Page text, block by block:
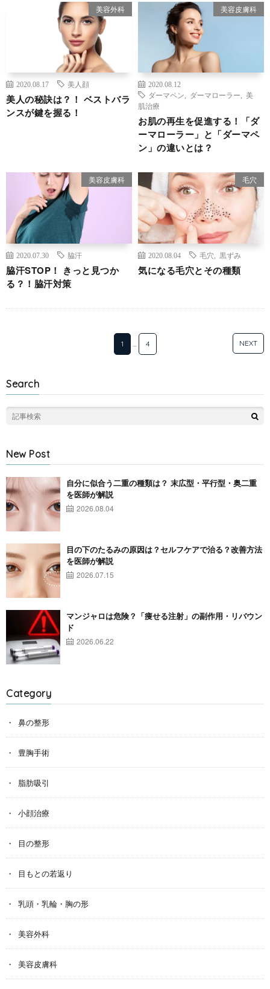
美容外科
2020.08.17 美人顔
美人の秘訣は？！ ベストバラ
ンスが鍵を握る！
美容皮膚科
2020.08.12
ダーマペン
ダーマローラー
美
肌治療
お肌の再生を促進する！「ダ
ーマローラー」と「ダーマペ
ン」の違いとは？
美容皮膚科
2020.07.30 脇汗
脇汗STOP！ きっと見つか
る？！脇汗対策
毛穴
2020.08.04 毛穴 黒ずみ
気になる毛穴とその種類
1 4 NEXT
Search
New Post
自分に似合う二重の種類は？ 末広型・平行型・奥二重
を医師が解説
2026.08.04
目の下のたるみの原因は？セルフケアで治る？改善方法
を医師が解説
2026.07.15
マンジャロは危険？「痩せる注射」の副作用・リバウン
ド
2026.06.22
Category
鼻の整形
豊胸手術
脂肪吸引
小顔治療
目の整形
目もとの若返り
乳頭・乳輪・胸の形
美容外科
美容皮膚科